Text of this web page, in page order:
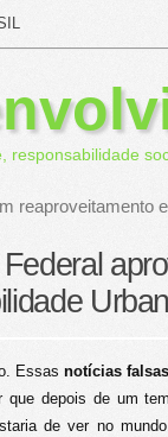
responsabilidade
reaproveitamento
Essas notícias falsas
que depois de um
de ver no